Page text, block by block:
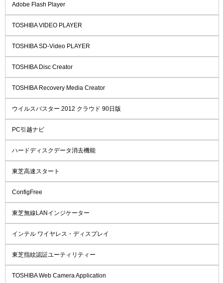
Adobe Flash Player
TOSHIBA VIDEO PLAYER
TOSHIBA SD-Video PLAYER
TOSHIBA Disc Creator
TOSHIBA Recovery Media Creator
ウイルスバスター 2012 クラウド 90日版
PC引越ナビ
ハードディスクデータ消去機能
東芝高速スタート
ConfigFree
東芝無線LANインジケーター
インテル ワイヤレス・ディスプレイ
東芝指紋認証ユーティリティー
TOSHIBA Web Camera Application